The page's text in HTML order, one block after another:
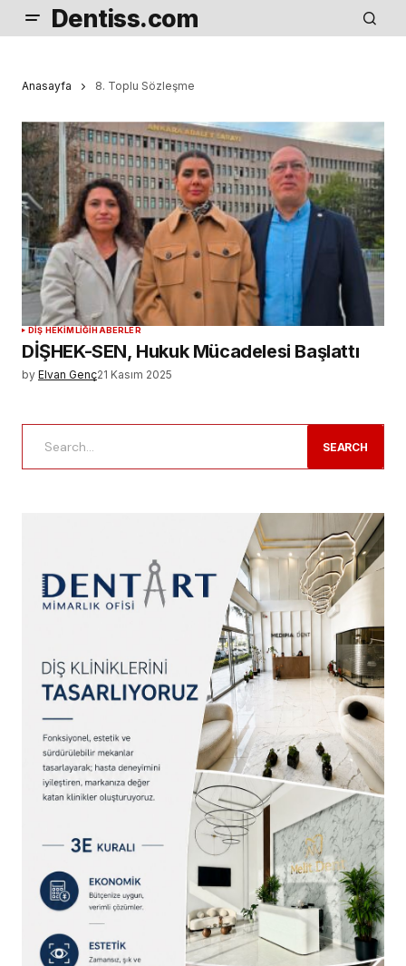
Dentiss.com
Anasayfa 8. Toplu Sözleşme
DIŞ HEKIMLIĞIHABERLER
DİŞHEK-SEN, Hukuk Mücadelesi Başlattı
by Elvan Genç21 Kasım 2025
SEARCH